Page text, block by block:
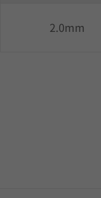
2.0mm